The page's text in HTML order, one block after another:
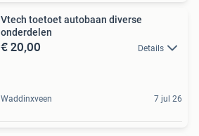
Vtech toetoet autobaan diverse
onderdelen
€ 20,00 Details
Waddinxveen 7 jul 26